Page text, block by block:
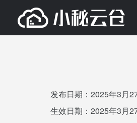
发布日期：2025年3月
生效日期：2025年3月